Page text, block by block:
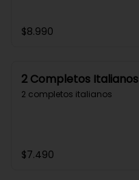
$8.990
2 Completos Italianos
2 completos italianos
$7.490